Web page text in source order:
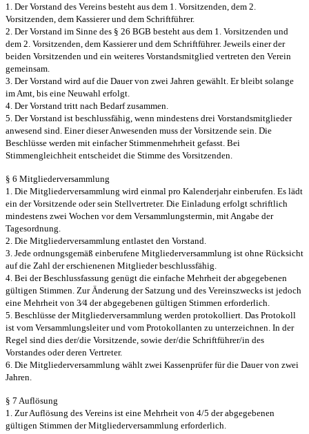
1. Der Vorstand des Vereins besteht aus dem 1. Vorsitzenden, dem 2.
Vorsitzenden, dem Kassierer und dem Schriftführer.
2. Der Vorstand im Sinne des § 26 BGB besteht aus dem 1. Vorsitzenden und
dem 2. Vorsitzenden, dem Kassierer und dem Schriftführer. Jeweils einer der
beiden Vorsitzenden und ein weiteres Vorstandsmitglied vertreten den Verein
gemeinsam.
3. Der Vorstand wird auf die Dauer von zwei Jahren gewählt. Er bleibt solange
im Amt, bis eine Neuwahl erfolgt.
4. Der Vorstand tritt nach Bedarf zusammen.
5. Der Vorstand ist beschlussfähig, wenn mindestens drei Vorstandsmitglieder
anwesend sind. Einer dieser Anwesenden muss derVorsitzende sein. Die
Beschlüsse werden mit einfacher Stimmenmehrheit gefasst. Bei
Stimmengleichheit entscheidet die Stimme des Vorsitzenden.
§ 6 Mitgliederversammlung
1. Die Mitgliederversammlung wird einmal pro Kalenderjahr einberufen. Es lädt
ein der Vorsitzende oder sein Stellvertreter. Die Einladung erfolgt schriftlich
mindestens zwei Wochen vor dem Versammlungstermin, mit Angabe der
Tagesordnung.
2. Die Mitgliederversammlung entlastet den Vorstand.
3. Jede ordnungsgemäß einberufene Mitgliederversammlung ist ohne Rücksicht
auf die Zahl der erschienenen Mitglieder beschlussfähig.
4. Bei der Beschlussfassung genügt die einfache Mehrheit der abgegebenen
gültigen Stimmen. Zur Änderung der Satzung und des Vereinszwecks ist jedoch
eine Mehrheit von 3⁄4 der abgegebenen gültigen Stimmen erforderlich.
5. Beschlüsse der Mitgliederversammlung werden protokolliert. Das Protokoll
ist vom Versammlungsleiter und vom Protokollanten zu unterzeichnen. In der
Regel sind dies der/die Vorsitzende, sowie der/die Schriftführer/in des
Vorstandes oder deren Vertreter.
6. Die Mitgliederversammlung wählt zwei Kassenprüfer für die Dauer von zwei
Jahren.
§ 7 Auflösung
1. Zur Auflösung des Vereins ist eine Mehrheit von 4/5 der abgegebenen
gültigen Stimmen der Mitgliederversammlung erforderlich.